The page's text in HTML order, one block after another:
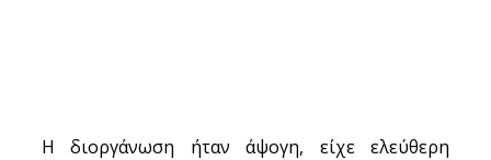
Η διοργάνωση ήταν άψογη, είχε ελεύθερη